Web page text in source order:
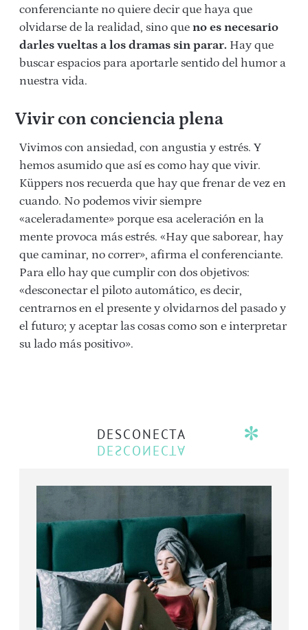
conferenciante no quiere decir que haya que
olvidarse de la realidad, sino que no es necesario
darles vueltas a los dramas sin parar. Hay que
buscar espacios para aportarle sentido del humor a
nuestra vida.
Vivir con conciencia plena
Vivimos con ansiedad, con angustia y estrés. Y
hemos asumido que así es como hay que vivir.
Küppers nos recuerda que hay que frenar de vez en
cuando. No podemos vivir siempre
«aceleradamente» porque esa aceleración en la
mente provoca más estrés. «Hay que saborear, hay
que caminar, no correr», afirma el conferenciante.
Para ello hay que cumplir con dos objetivos:
«desconectar el piloto automático, es decir,
centrarnos en el presente y olvidarnos del pasado y
el futuro; y aceptar las cosas como son e interpretar
su lado más positivo».
DESCONECTA